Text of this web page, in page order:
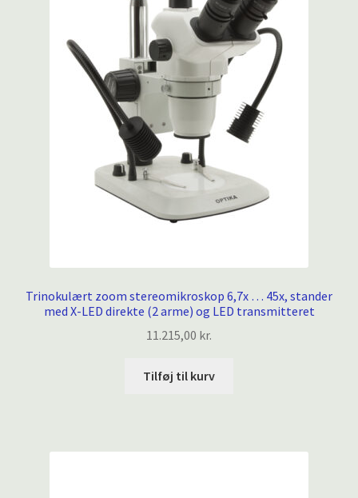
Trinokulært zoom stereomikroskop 6,7x … 45x, stander
med X-LED direkte (2 arme) og LED transmitteret
11.215,00 kr.
Tilføj til kurv